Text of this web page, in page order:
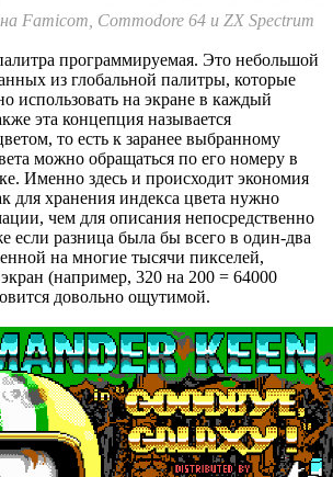
Famicom, Commodore 64 и ZX Spectrum
программируемая. Это небольшой
из глобальной палитры, которые
использовать на экране в каждый
эта концепция называется
то есть к заранее выбранному
можно обращаться по его номеру в
Именно здесь и происходит экономия
для хранения индекса цвета нужно
чем для описания непосредственно
если разница была бы всего в один-два
на многие тысячи пикселей,
(например, 320 на 200 = 64000
довольно ощутимой.